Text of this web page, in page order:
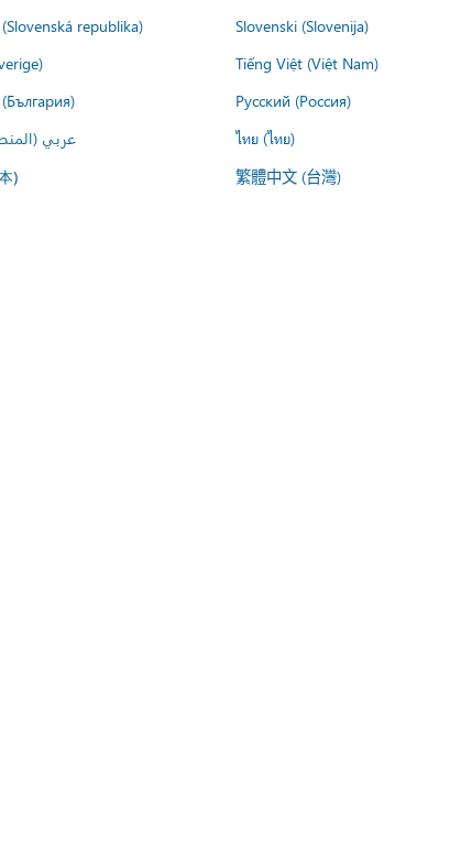
republika) Slovenski (Slovenija)
Tiếng Việt (Việt Nam)
Русский (Россия)
عربي ไทย (ไทย)
) 繁體中文 (台灣)